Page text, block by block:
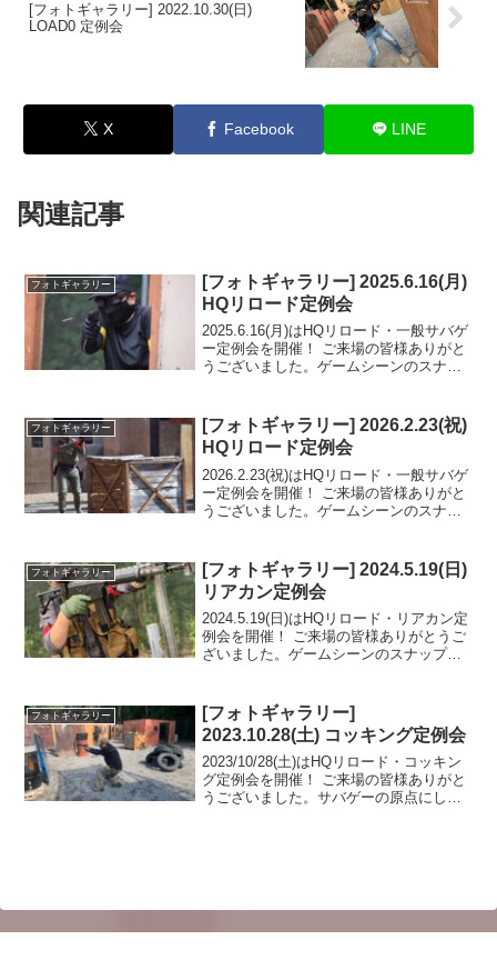
[フォトギャラリー] 2022.10.30(日)
LOAD0 定例会
X Facebook LINE
関連記事
フォトギャラリー
[フォトギャラリー] 2025.6.16(月)
HQリロード定例会
2025.6.16(月)はHQリロード・一般サバゲ
ー定例会を開催！ ご来場の皆様ありがと
うございました。ゲームシーンのスナッ
をみる(Google Photo)
フォトギャラリー
[フォトギャラリー] 2026.2.23(祝)
HQリロード定例会
2026.2.23(祝)はHQリロード・一般サバゲ
ー定例会を開催！ ご来場の皆様ありがと
うございました。ゲームシーンのスナッ
をみる(Google Photo)
フォトギャラリー
[フォトギャラリー] 2024.5.19(日)
リアカン定例会
2024.5.19(日)はHQリロード・リアカン定
例会を開催！ ご来場の皆様ありがとうご
ざいました。ゲームシーンのスナップシ
お待ちしております。フォトアルバムを
みる(...
フォトギャラリー
[フォトギャラリー]
2023.10.28(土) コッキング定例会
2023/10/28(土)はHQリロード・コッキン
グ定例会を開催！ ご来場の皆様ありがと
うございました。サバゲーの原点にして